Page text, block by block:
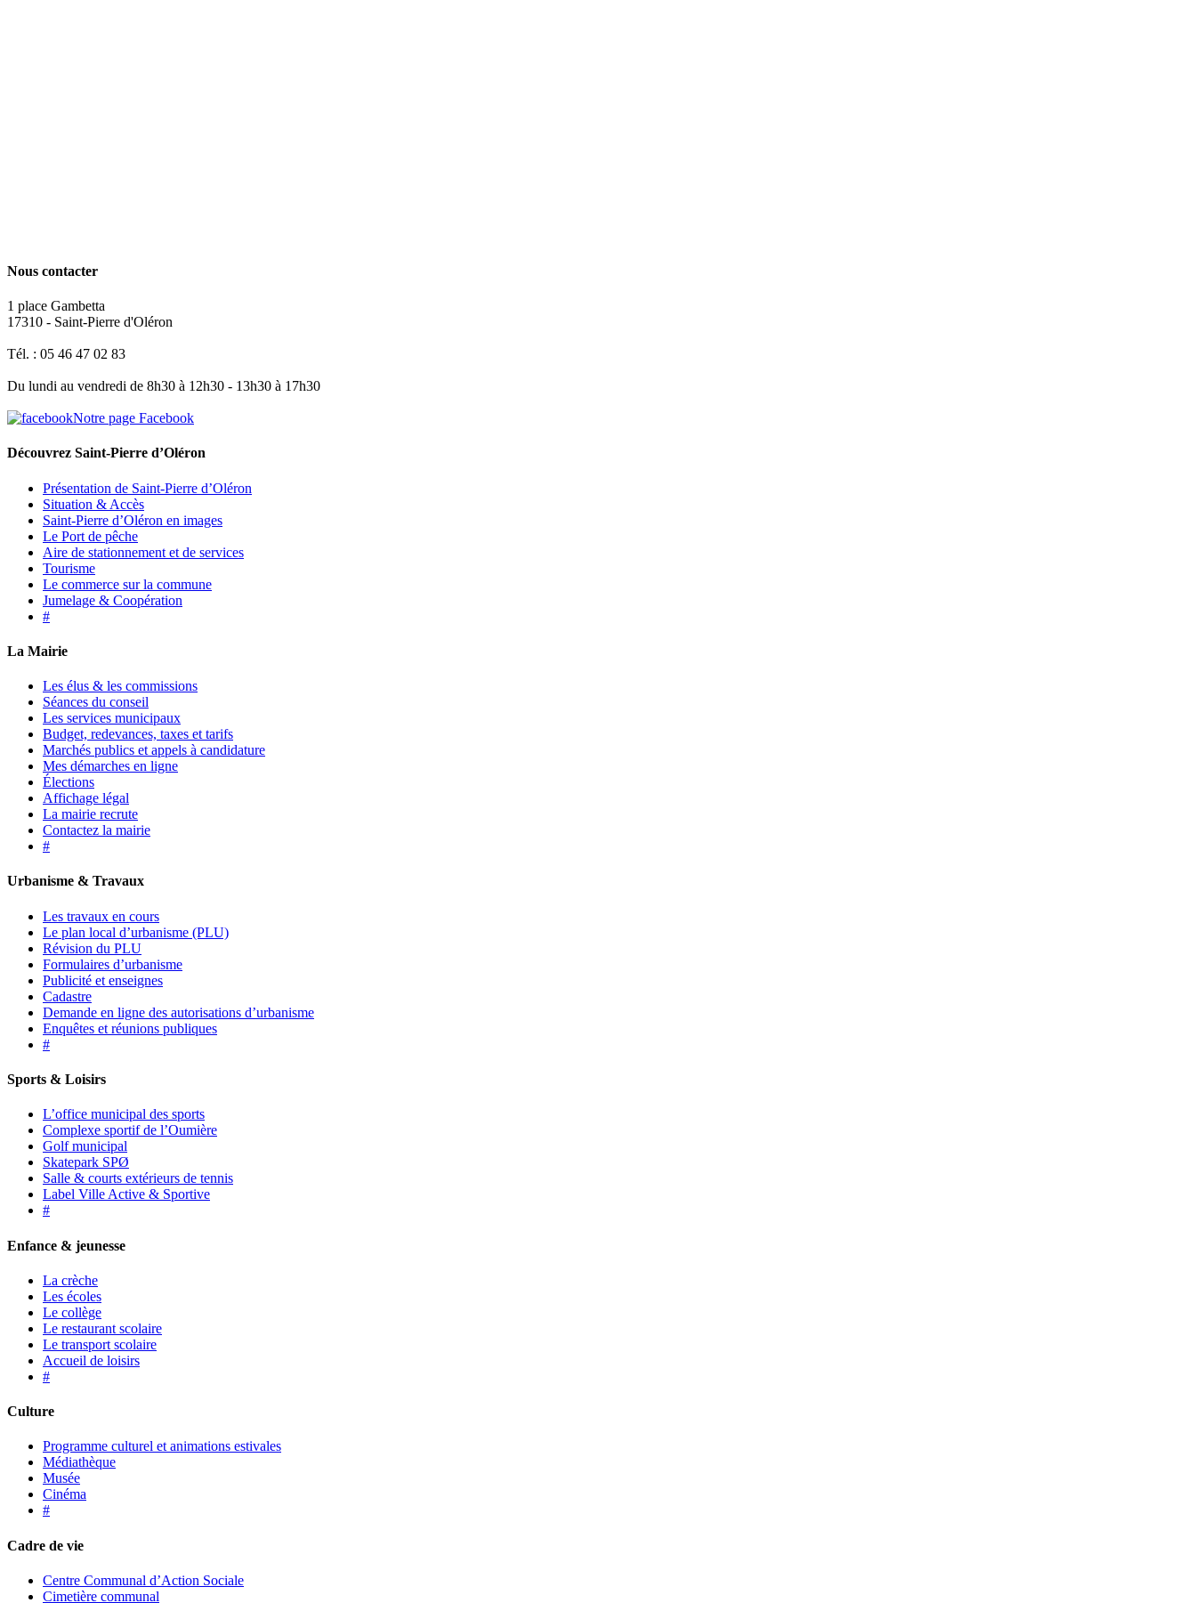
Nous contacter
1 place Gambetta
17310 - Saint-Pierre d'Oléron
Tél. : 05 46 47 02 83
Du lundi au vendredi de 8h30 à 12h30 - 13h30 à 17h30
Notre page Facebook
Découvrez Saint-Pierre d’Oléron
Présentation de Saint-Pierre d’Oléron
Situation & Accès
Saint-Pierre d’Oléron en images
Le Port de pêche
Aire de stationnement et de services
Tourisme
Le commerce sur la commune
Jumelage & Coopération
#
La Mairie
Les élus & les commissions
Séances du conseil
Les services municipaux
Budget, redevances, taxes et tarifs
Marchés publics et appels à candidature
Mes démarches en ligne
Élections
Affichage légal
La mairie recrute
Contactez la mairie
#
Urbanisme & Travaux
Les travaux en cours
Le plan local d’urbanisme (PLU)
Révision du PLU
Formulaires d’urbanisme
Publicité et enseignes
Cadastre
Demande en ligne des autorisations d’urbanisme
Enquêtes et réunions publiques
#
Sports & Loisirs
L’office municipal des sports
Complexe sportif de l’Oumière
Golf municipal
Skatepark SPØ
Salle & courts extérieurs de tennis
Label Ville Active & Sportive
#
Enfance & jeunesse
La crèche
Les écoles
Le collège
Le restaurant scolaire
Le transport scolaire
Accueil de loisirs
#
Culture
Programme culturel et animations estivales
Médiathèque
Musée
Cinéma
#
Cadre de vie
Centre Communal d’Action Sociale
Cimetière communal